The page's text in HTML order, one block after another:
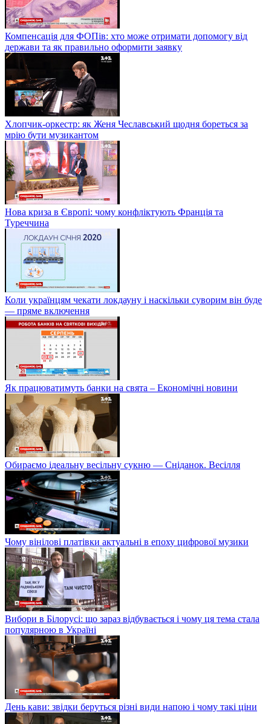
Компенсація для ФОПів: хто може отримати допомогу від
держави та як правильно оформити заявку
Хлопчик-оркестр: як Женя Чеславський щодня бореться за
мрію бути музикантом
Нова криза в Європі: чому конфліктують Франція та
Туреччина
Коли українцям чекати локдауну і наскільки суворим він буде
— пряме включення
Як працюватимуть банки на свята – Економічні новини
Обираємо ідеальну весільну сукню — Сніданок. Весілля
Чому вінілові платівки актуальні в епоху цифрової музики
Вибори в Білорусі: що зараз відбувається і чому ця тема стала
популярною в Україні
День кави: звідки беруться різні види напою і чому такі ціни